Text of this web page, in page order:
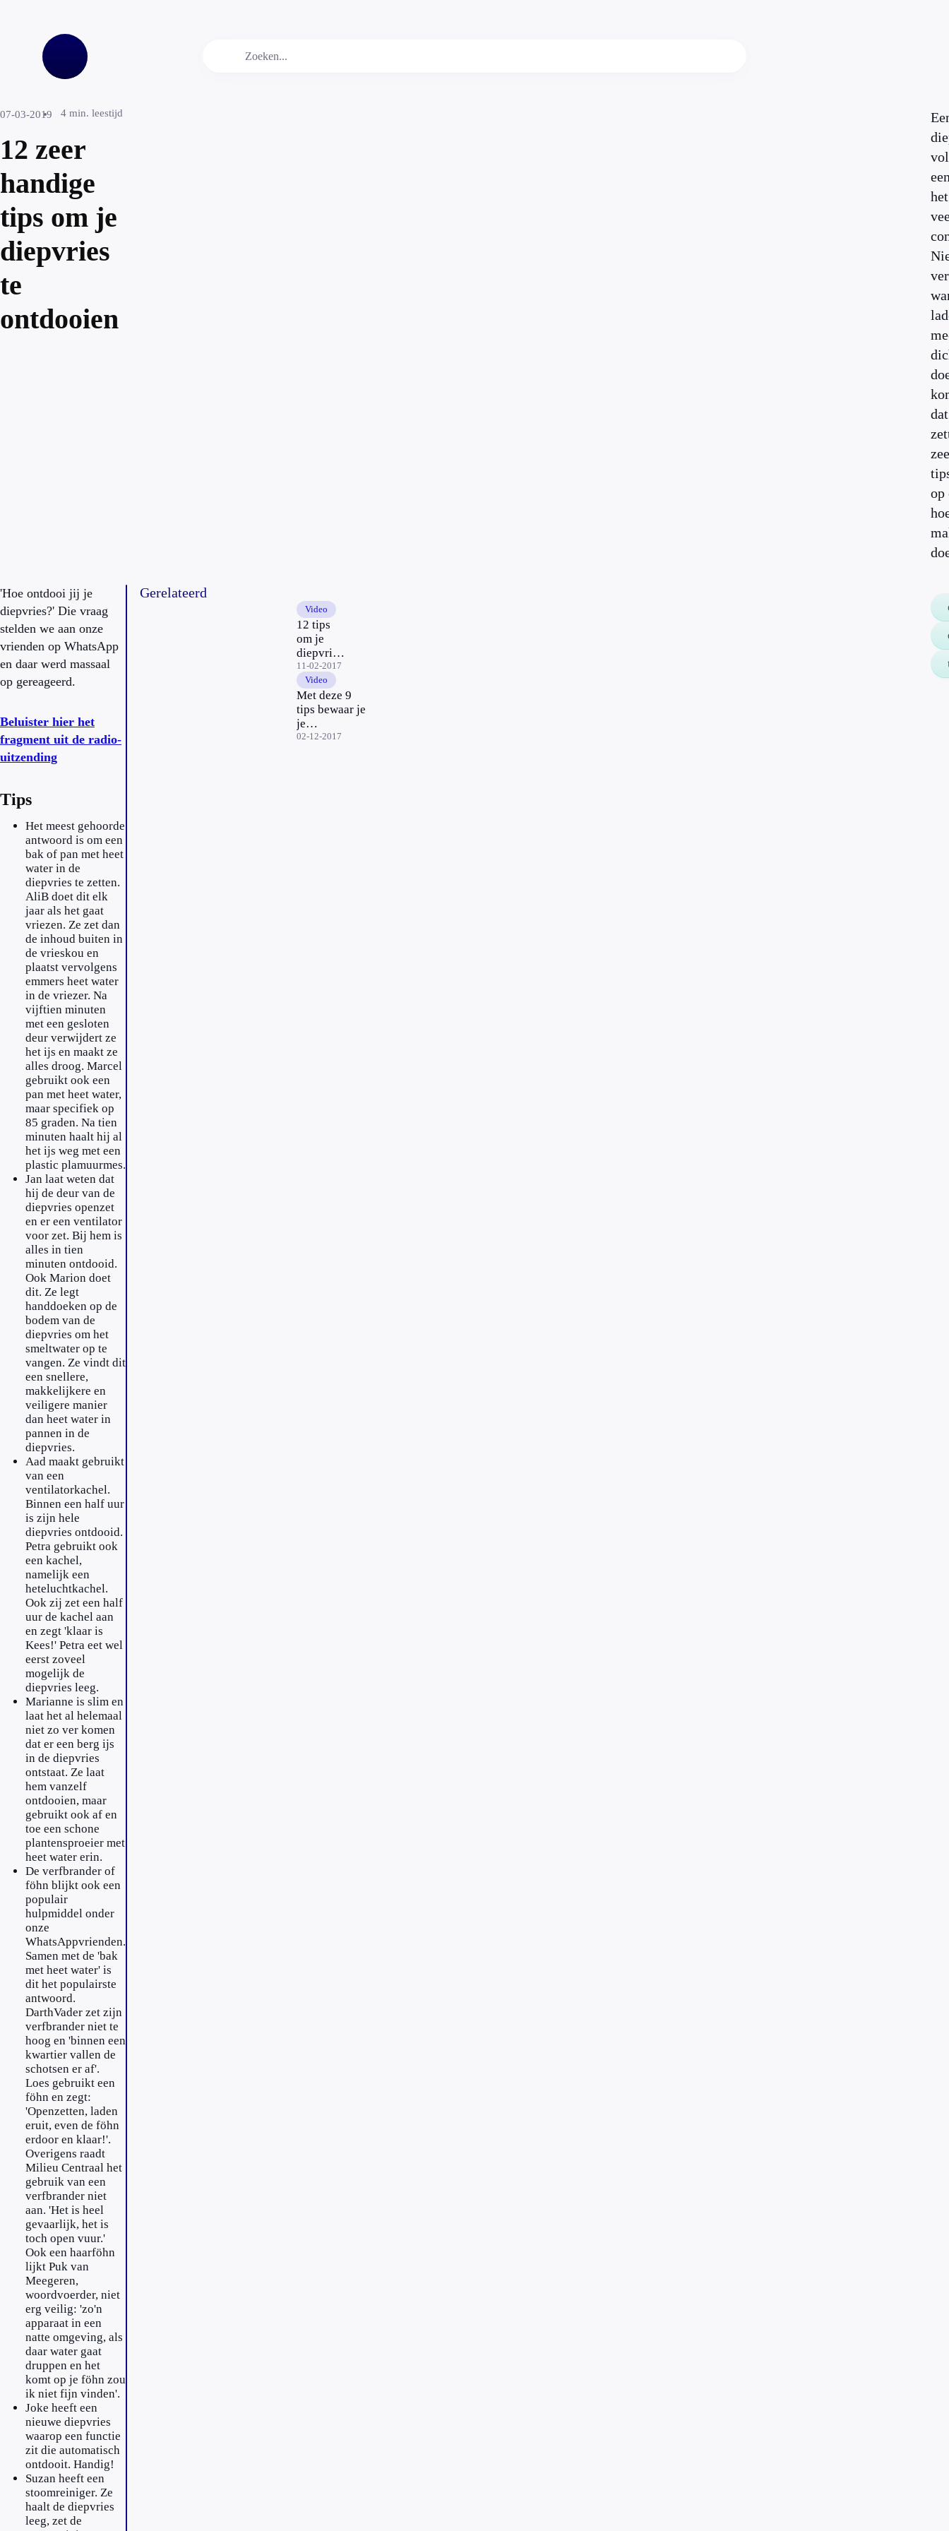
07-03-2019 4 min. leestijd
12 zeer
handige
tips om je
diepvries
te
ontdooien
op
'Hoe ontdooi jij je
diepvries?' Die vraag
stelden we aan onze
vrienden op WhatsApp
en daar werd massaal
op gereageerd.
Beluister hier het
fragment uit de radio-
uitzending
Tips
Het meest gehoorde
antwoord is om een
bak of pan met heet
water in de
diepvries te zetten.
AliB doet dit elk
jaar als het gaat
vriezen. Ze zet dan
de inhoud buiten in
de vrieskou en
plaatst vervolgens
emmers heet water
in de vriezer. Na
vijftien minuten
met een gesloten
deur verwijdert ze
het ijs en maakt ze
alles droog. Marcel
gebruikt ook een
pan met heet water,
maar specifiek op
85 graden. Na tien
minuten haalt hij al
het ijs weg met een
plastic plamuurmes.
Jan laat weten dat
hij de deur van de
diepvries openzet
en er een ventilator
voor zet. Bij hem is
alles in tien
minuten ontdooid.
Ook Marion doet
dit. Ze legt
handdoeken op de
bodem van de
diepvries om het
smeltwater op te
vangen. Ze vindt dit
een snellere,
makkelijkere en
veiligere manier
dan heet water in
pannen in de
diepvries.
Aad maakt gebruikt
van een
ventilatorkachel.
Binnen een half uur
is zijn hele
diepvries ontdooid.
Petra gebruikt ook
een kachel,
namelijk een
heteluchtkachel.
Ook zij zet een half
uur de kachel aan
en zegt 'klaar is
Kees!' Petra eet wel
eerst zoveel
mogelijk de
diepvries leeg.
Marianne is slim en
laat het al helemaal
niet zo ver komen
dat er een berg ijs
in de diepvries
ontstaat. Ze laat
hem vanzelf
ontdooien, maar
gebruikt ook af en
toe een schone
plantensproeier met
heet water erin.
De verfbrander of
föhn blijkt ook een
populair
hulpmiddel onder
onze
WhatsAppvrienden.
Samen met de 'bak
met heet water' is
dit het populairste
antwoord.
DarthVader zet zijn
verfbrander niet te
hoog en 'binnen een
kwartier vallen de
schotsen er af'.
Loes gebruikt een
föhn en zegt:
'Openzetten, laden
eruit, even de föhn
erdoor en klaar!'.
Overigens raadt
Milieu Centraal het
gebruik van een
verfbrander niet
aan. 'Het is heel
gevaarlijk, het is
toch open vuur.'
Ook een haarföhn
lijkt Puk van
Meegeren,
woordvoerder, niet
erg veilig: 'zo'n
apparaat in een
natte omgeving, als
daar water gaat
druppen en het
komt op je föhn zou
ik niet fijn vinden'.
Joke heeft een
nieuwe diepvries
waarop een functie
zit die automatisch
ontdooit. Handig!
Suzan heeft een
stoomreiniger. Ze
haalt de diepvries
leeg, zet de
Gerelateerd
Video
12 tips
om je
diepvries
te
ontdooien
11-02-2017
Video
Met deze 9
tips bewaar je
je
boodschappen
02-12-2017